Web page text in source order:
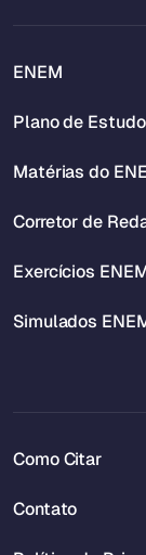
ENEM
Plano de
Matérias do
Corretor de
Exercícios
Simulados
Como Citar
Contato